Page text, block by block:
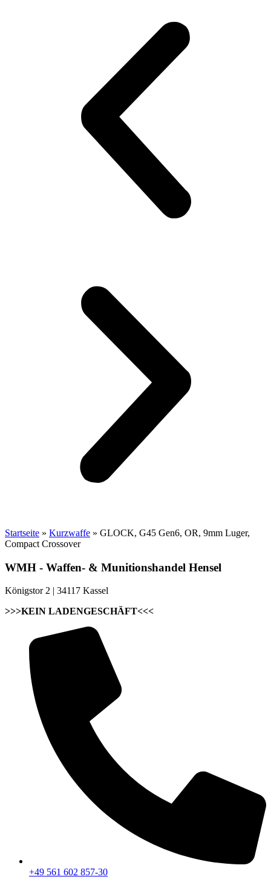
Startseite » Kurzwaffe » GLOCK, G45 Gen6, OR, 9mm Luger,
Compact Crossover
WMH - Waffen- & Munitionshandel Hensel
Königstor 2 | 34117 Kassel
>>>KEIN LADENGESCHÄFT<<<
+49 561 602 857-30